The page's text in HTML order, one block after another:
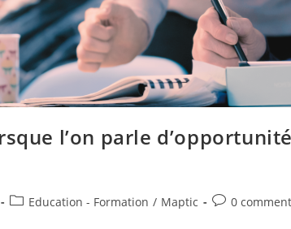
l’on parle
Education - Formation / Maptic 0